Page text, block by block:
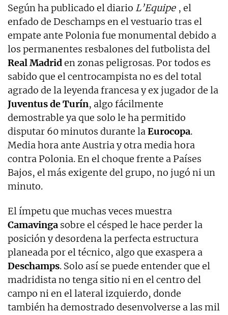
Según ha publicado el diario L’Equipe , el
enfado de Deschamps en el vestuario tras el
empate ante Polonia fue monumental debido a
los permanentes resbalones del futbolista del
Real Madriden zonas peligrosas. Por todos es
sabido que el centrocampista no es del total
agrado de la leyenda francesa y ex jugador de la
Juventus de Turín, algo fácilmente
demostrable ya que solo le ha permitido
disputar 60 minutos durante laEurocopa.
Media hora ante Austria y otra media hora
contra Polonia. En el choque frente a Países
Bajos, el más exigente del grupo, no jugó ni un
minuto.
El ímpetu que muchas veces muestra
Camavinga sobre el césped le hace perder la
posición y desordena la perfecta estructura
planeada por el técnico, algo que exaspera a
Deschamps. Solo así se puede entender que el
madridista no tenga sitio ni en el centro del
campo ni en el lateral izquierdo, donde
también ha demostrado desenvolverse a las mil